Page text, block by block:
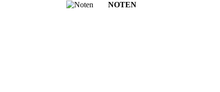
NOTEN